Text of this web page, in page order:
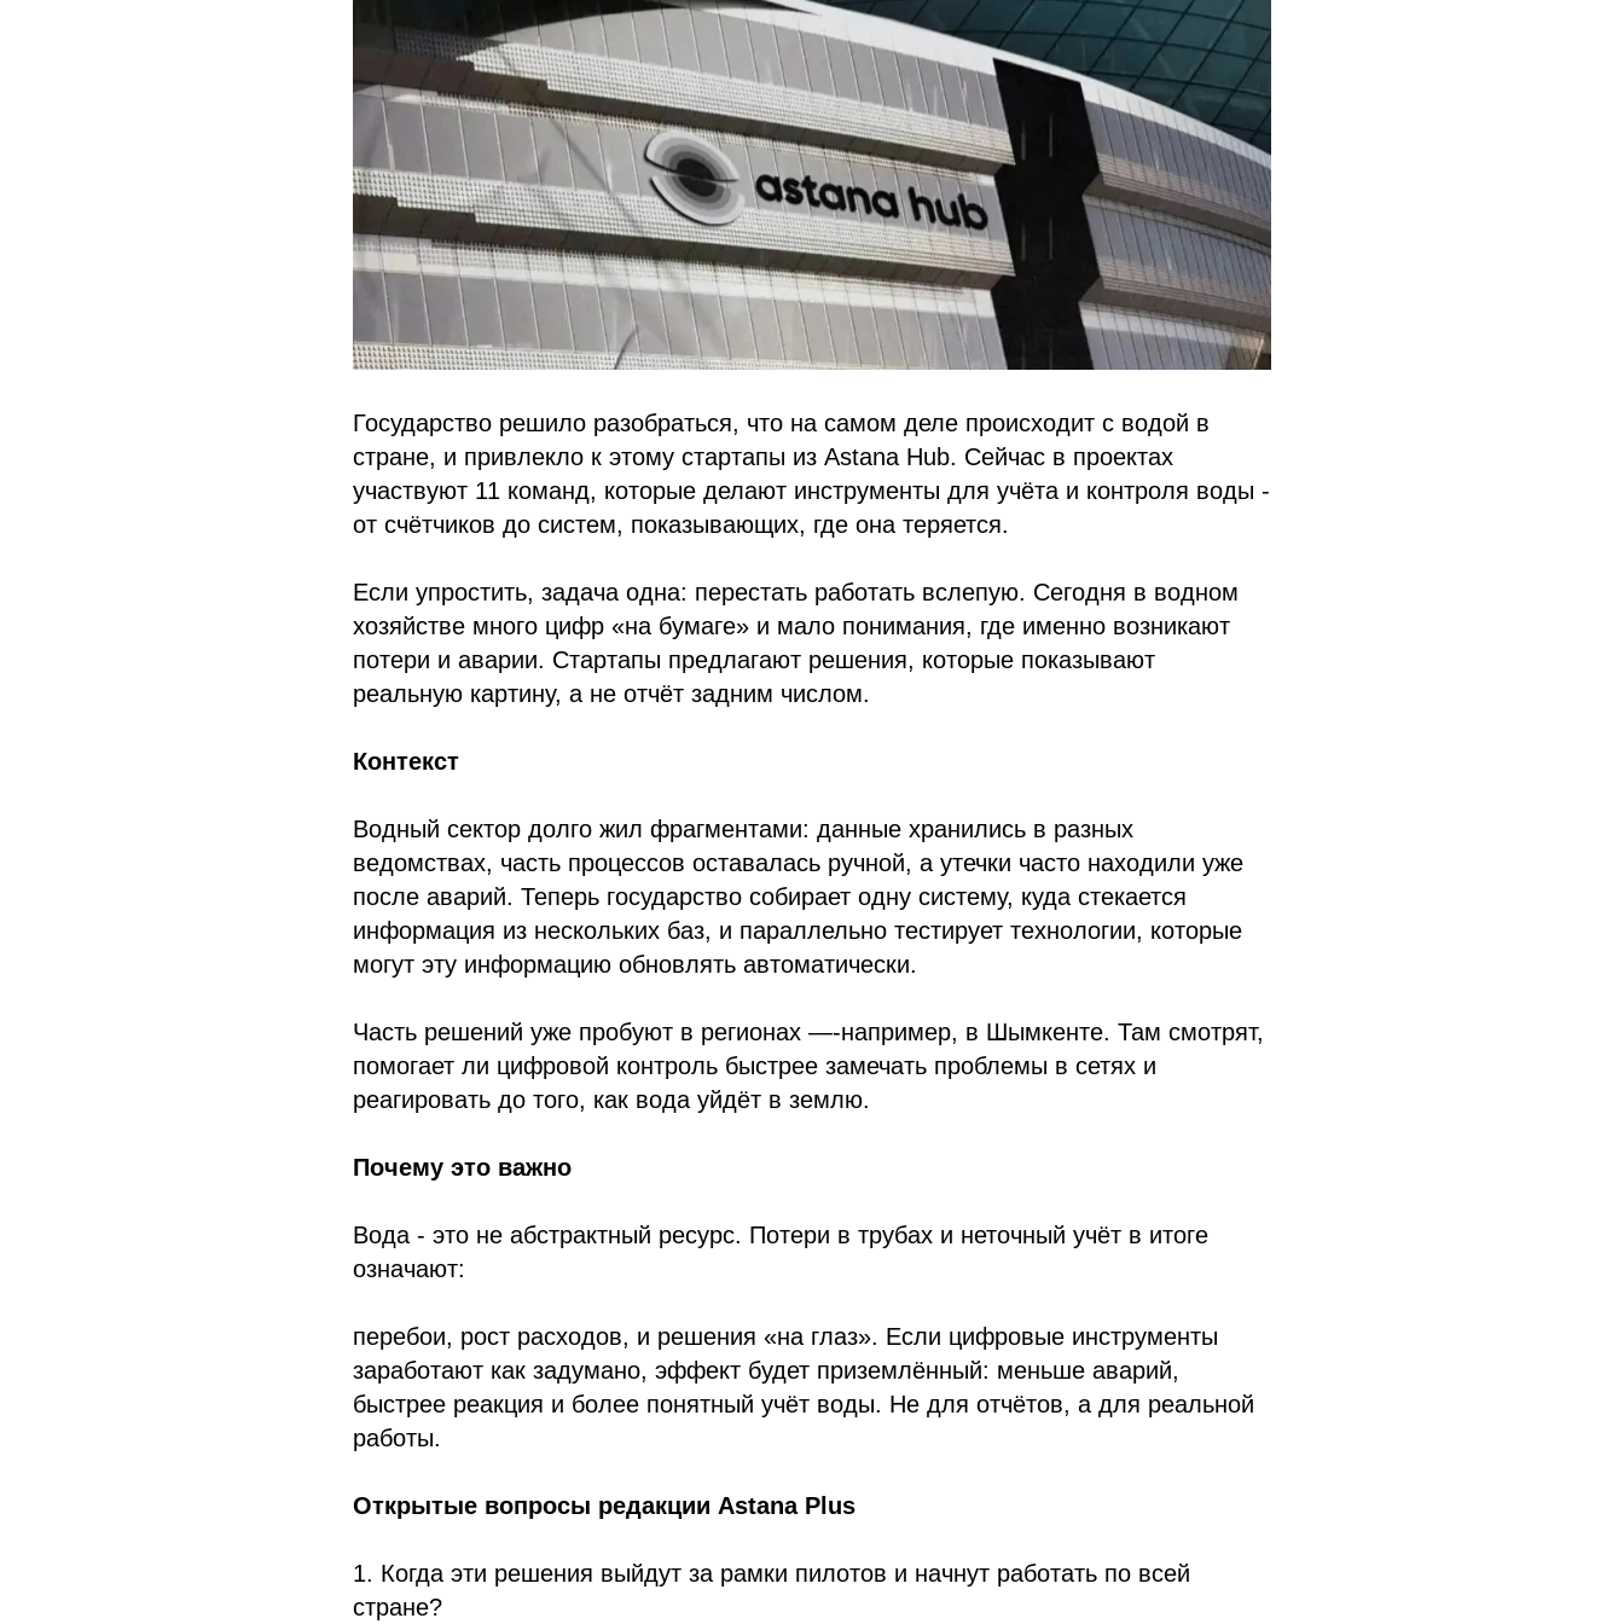
Государство решило разобраться, что на самом деле происходит с водой в
стране, и привлекло к этому стартапы из Astana Hub. Сейчас в проектах
участвуют 11 команд, которые делают инструменты для учёта и контроля воды -
от счётчиков до систем, показывающих, где она теряется.
Если упростить, задача одна: перестать работать вслепую. Сегодня в водном
хозяйстве много цифр «на бумаге» и мало понимания, где именно возникают
потери и аварии. Стартапы предлагают решения, которые показывают
реальную картину, а не отчёт задним числом.
Контекст
Водный сектор долго жил фрагментами: данные хранились в разных
ведомствах, часть процессов оставалась ручной, а утечки часто находили уже
после аварий. Теперь государство собирает одну систему, куда стекается
информация из нескольких баз, и параллельно тестирует технологии, которые
могут эту информацию обновлять автоматически.
Часть решений уже пробуют в регионах —-например, в Шымкенте. Там смотрят,
помогает ли цифровой контроль быстрее замечать проблемы в сетях и
реагировать до того, как вода уйдёт в землю.
Почему это важно
Вода - это не абстрактный ресурс. Потери в трубах и неточный учёт в итоге
означают:
перебои, рост расходов, и решения «на глаз». Если цифровые инструменты
заработают как задумано, эффект будет приземлённый: меньше аварий,
быстрее реакция и более понятный учёт воды. Не для отчётов, а для реальной
работы.
Открытые вопросы редакции Astana Plus
1. Когда эти решения выйдут за рамки пилотов и начнут работать по всей
стране?